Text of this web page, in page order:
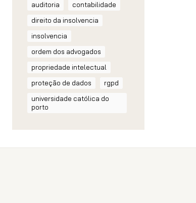
auditoria
contabilidade
direito da insolvencia
insolvencia
ordem dos advogados
propriedade intelectual
proteção de dados
rgpd
universidade católica do
porto